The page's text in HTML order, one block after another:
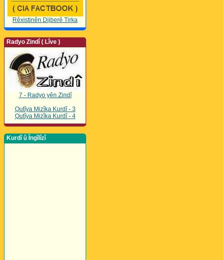
Rêxistinên Dijberê Tirka
Radyo Zindî ( Lîve )
7 - Radyo yên Zindî
Qutîya Mizîka Kurdî - 3
Qutîya Mizîka Kurdî - 4
Kurdî û Îngîlîzî